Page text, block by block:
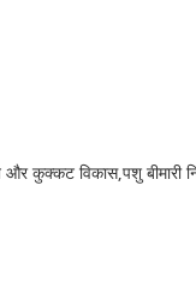
विकास,पशु बीमारी